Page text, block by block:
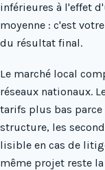
inférieures à l'effet
moyenne : c'est
du résultat final.
Le marché local
réseaux nationaux.
tarifs plus bas
structure, les
lisible en cas de
même projet reste